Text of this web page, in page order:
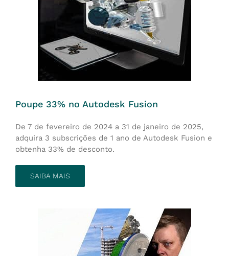
Poupe 33% no Autodesk Fusion
De 7 de fevereiro de 2024 a 31 de janeiro de 2025,
adquira 3 subscrições de 1 ano de Autodesk Fusion e
obtenha 33% de desconto.
SAIBA MAIS